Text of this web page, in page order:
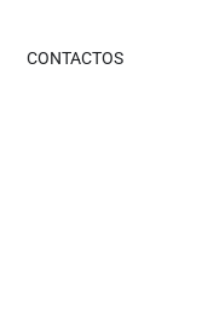
CONTACTOS